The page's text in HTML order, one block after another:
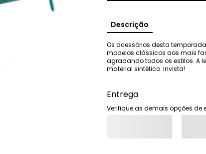
Descrição
Os acessórios desta
modelos clássicos aos mais
agradando todos os estilos. A
material sintético. Invista!
Entrega
Verifique as demais opções de